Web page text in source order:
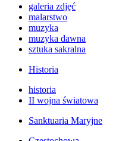
galeria zdjęć
malarstwo
muzyka
muzyka dawna
sztuka sakralna
Historia
historia
II wojna światowa
Sanktuaria Maryjne